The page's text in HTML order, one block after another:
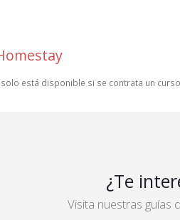
está disponible si se contrata un
¿Te
Visita nuestras